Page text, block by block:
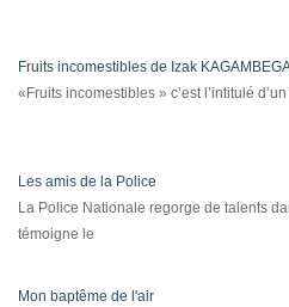
Fruits incomestibles de Izak
«Fruits incomestibles » c’est l’intitulé
Les amis de la Police
La Police Nationale regorge de talents
témoigne le
Mon baptême de l'air